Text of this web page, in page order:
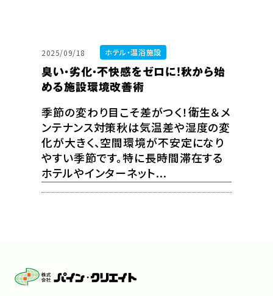
2025/09/18 ホテル・温浴施設
臭い・劣化・不快感をゼロに！秋から始
める施設環境改善術
季節の変わり目こそ差がつく！衛生＆メ
ンテナンス対策秋は気温差や湿度の変
化が大きく、空間環境が不安定になり
やすい季節です。特に長時間滞在する
ホテルやインターネット...